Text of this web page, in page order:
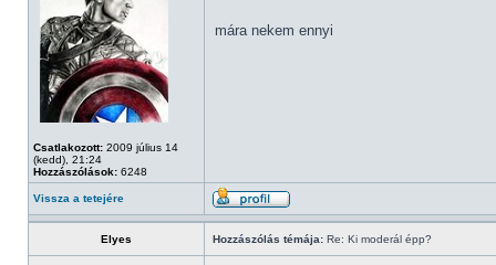
Csatlakozott: 2009 július 14
(kedd), 21:24
Hozzászólások: 6248
mára nekem ennyi
Vissza a tetejére
Elyes Hozzászólás témája: Re: Ki moderál épp?